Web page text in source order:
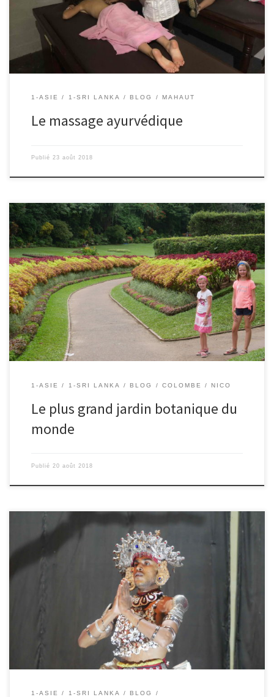
toute grasse aussi comme si on m’avait mis du beurre partout. Et
j’ai dû attendre 2h avant de me doucher. […]
1-ASIE 1-SRI LANKA BLOG MAHAUT
Le massage ayurvédique
Publié 23 août 2018
20/08/2018 – Nico Notre hôte à Kandy, nous l’a répété plus de 10
fois, le jardin botanique de Peradeniya à 7km d’ici, est le plus
grand et certainement le plus beau du monde ! Je ne sais pas si
c’est vrai, mais il est certain que nous y avons passé […]
1-ASIE 1-SRI LANKA BLOG COLOMBE NICO
Le plus grand jardin botanique du
monde
Publié 20 août 2018
19/08/2018 – Mahaut. Hier soir, à 5heures, nous sommes allés à un
spectacle de danses traditionnelles. Nous avons vu des musiciens
avec des tambours. Ils étaient en rouge et blanc, il étaient très
beaux. Il y avait aussi des danseurs qui changeaient d’habits à
toutes les danses. Mais ce que […]
1-ASIE 1-SRI LANKA BLOG